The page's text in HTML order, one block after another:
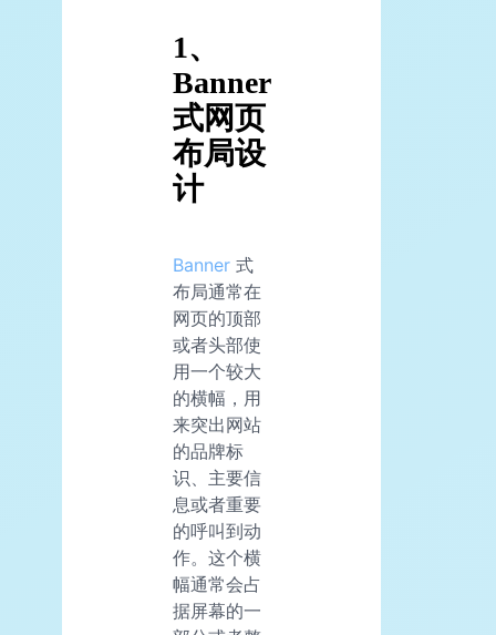
1、
Banner
式网页
布局设
计
Banner 式
布局通常在
网页的顶部
或者头部使
用一个较大
的横幅，用
来突出网站
的品牌标
识、主要信
息或者重要
的呼叫到动
作。这个横
幅通常会占
据屏幕的一